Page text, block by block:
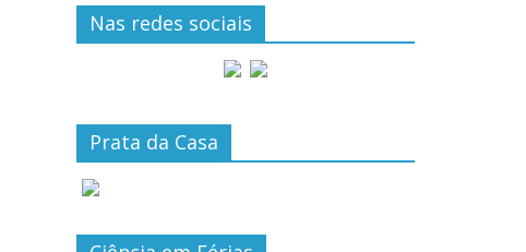
Nas redes sociais
Prata da Casa